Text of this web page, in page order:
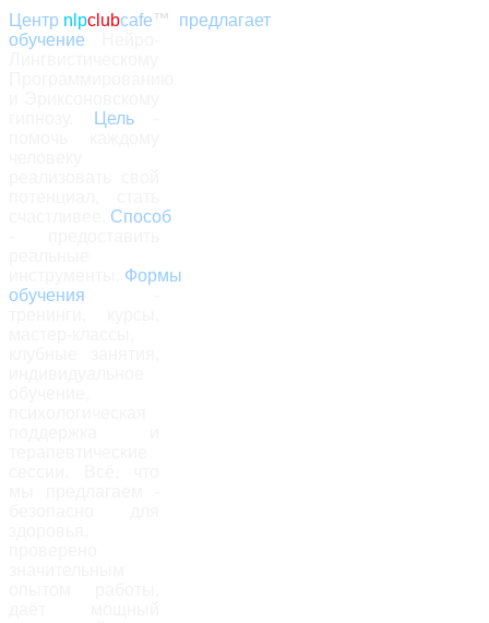
Центр nlpclubcafe™
предлагает
обучение
Цель
Способ
Формы
обучения